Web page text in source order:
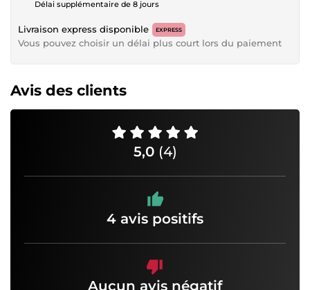
Délai supplémentaire de 8 jours
Livraison express disponible EXPRESS
Vous pouvez choisir un délai plus court lors du paiement
Avis des clients
5,0 (4)
4 avis positifs
Aucun avis négatif